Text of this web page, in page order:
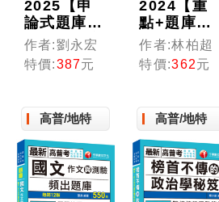
2025【申
論式題庫薈
萃】職業安
全衛生法規
過關寶典
考/技術
士〕
作者:劉永宏
特價:387元
2024【重
點+題庫一
本就GO!
】熱力(工)
學與熱機學
[國民營／
經濟部／中
鋼／高考三
級／地特三
等]
作者:林柏超
特價:362元
高普/地特 高普/地特